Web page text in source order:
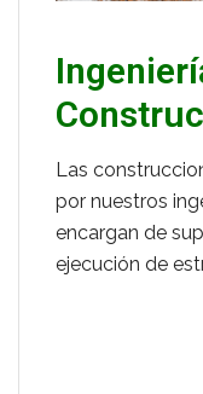
Las
por nuestros
encargan de
ejecución de